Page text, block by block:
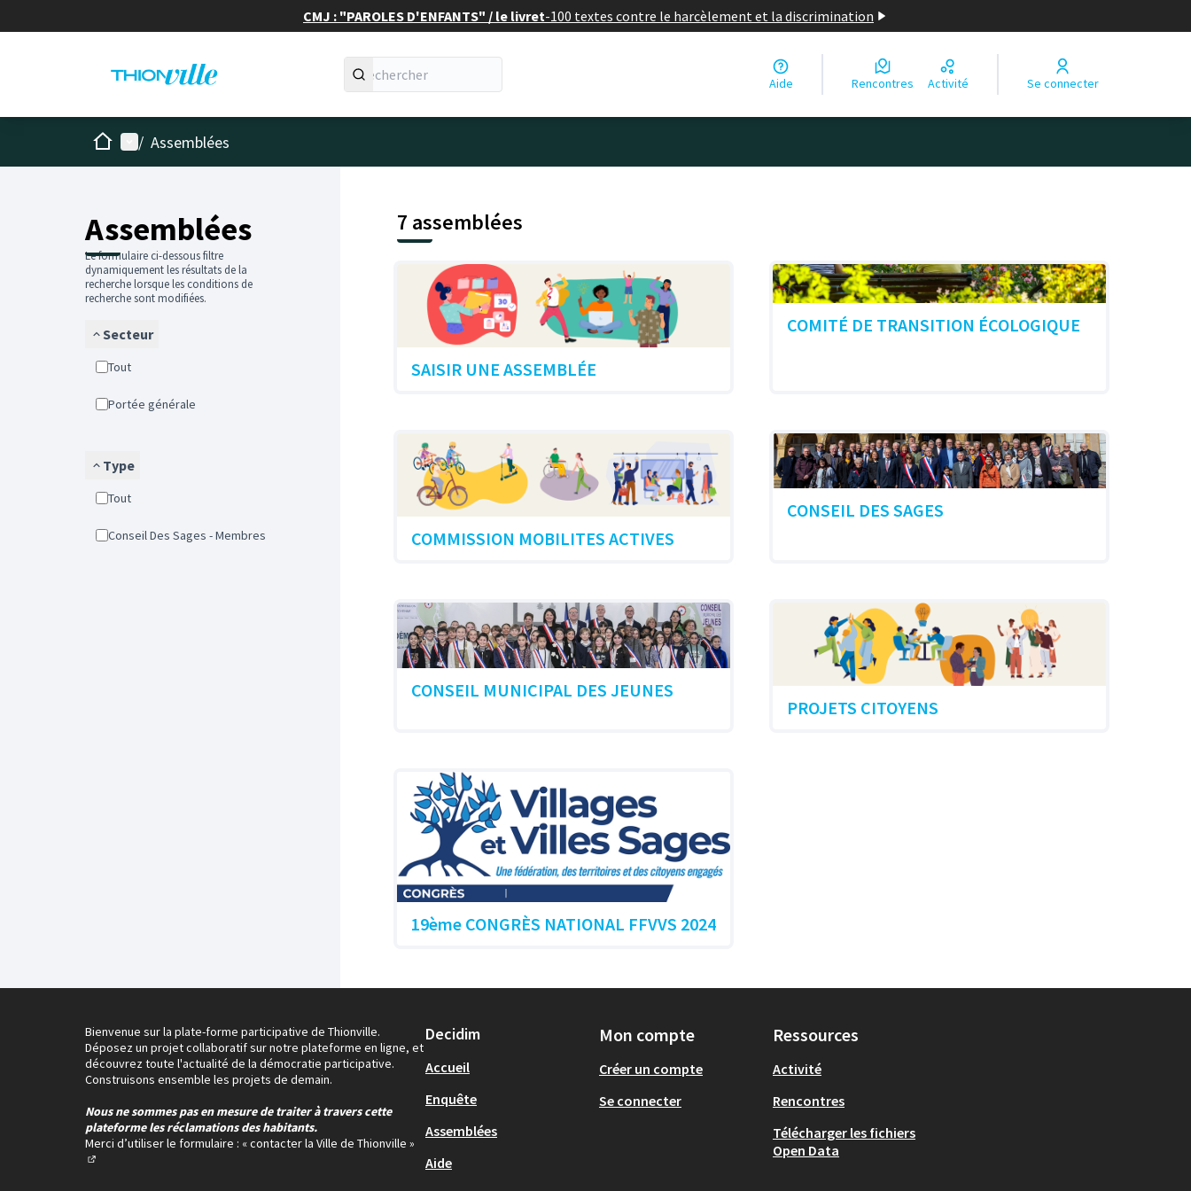
CMJ : "PAROLES D'ENFANTS" / le livret-100 textes contre le harcèlement et la discrimination
Aide Rencontres Activité Se connecter
AccueilMenu principal
/ Assemblées
Assemblées
Le formulaire ci-dessous filtre
dynamiquement les résultats de la
recherche lorsque les conditions de
recherche sont modifiées.
Secteur
Tout
Portée générale
Type
Tout
Conseil Des Sages - Membres
7 assemblées
SAISIR UNE ASSEMBLÉE
COMITÉ DE TRANSITION ÉCOLOGIQUE
COMMISSION MOBILITES ACTIVES
CONSEIL DES SAGES
CONSEIL MUNICIPAL DES JEUNES
PROJETS CITOYENS
19ème CONGRÈS NATIONAL FFVVS 2024
Bienvenue sur la plate-forme participative de Thionville.
Déposez un projet collaboratif sur notre plateforme en ligne, et
découvrez toute l'actualité de la démocratie participative.
Construisons ensemble les projets de demain.
Nous ne sommes pas en mesure de traiter à travers cette
plateforme les réclamations des habitants.
Merci d’utiliser le formulaire : « contacter la Ville de Thionville »
Decidim
Accueil
Enquête
Assemblées
Aide
Mon compte
Créer un compte
Se connecter
Ressources
Activité
Rencontres
Télécharger les fichiers
Open Data